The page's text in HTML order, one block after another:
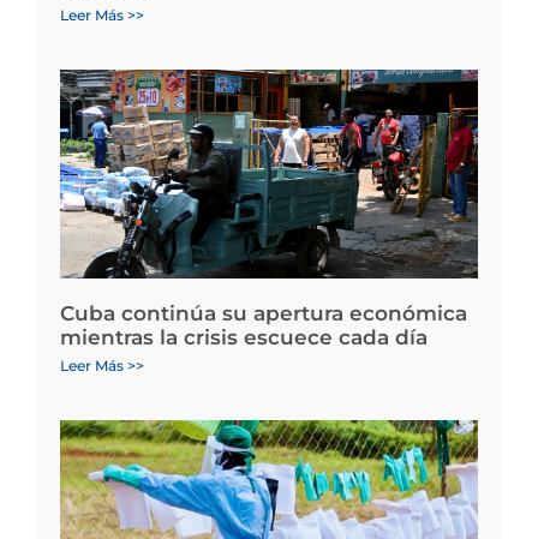
Leer Más >>
Cuba continúa su apertura económica
mientras la crisis escuece cada día
Leer Más >>